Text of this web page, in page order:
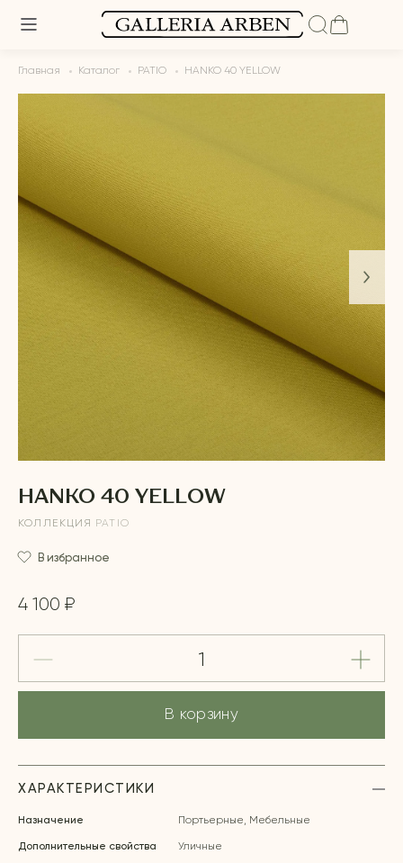
Главная Каталог PATIO HANKO 40 YELLOW
HANKO 40 YELLOW
КОЛЛЕКЦИЯ PATIO
В избранное
4 100 ₽
В корзину
ХАРАКТЕРИСТИКИ
Назначение Портьерные, Мебельные
Дополнительные свойства Уличные